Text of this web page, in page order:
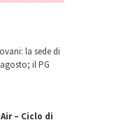
la sede di
il PG
– Ciclo di